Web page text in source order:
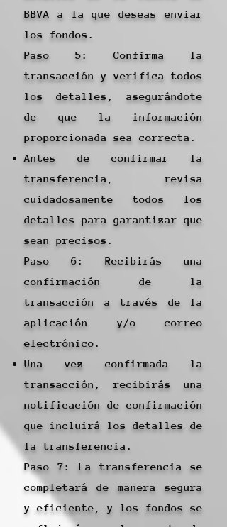
BBVA a la que deseas enviar
los fondos.
Paso 5: Confirma la
transacción y verifica todos
los detalles, asegurándote
de que la información
proporcionada sea correcta.
Antes de confirmar la
transferencia, revisa
cuidadosamente todos los
detalles para garantizar que
sean precisos.
Paso 6: Recibirás una
confirmación de la
transacción a través de la
aplicación y/o correo
electrónico.
Una vez confirmada la
transacción, recibirás una
notificación de confirmación
que incluirá los detalles de
la transferencia.
Paso 7: La transferencia se
completará de manera segura
y eficiente, y los fondos se